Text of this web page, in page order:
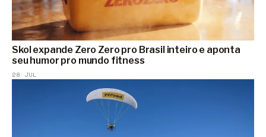
Skol expande Zero Zero pro Brasil inteiro e aponta
seu humor pro mundo fitness
28 JUL